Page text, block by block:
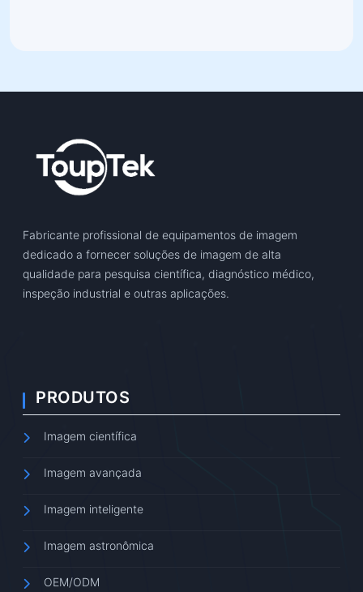
Fabricante profissional de equipamentos de imagem
dedicado a fornecer soluções de imagem de alta
qualidade para pesquisa científica, diagnóstico médico,
inspeção industrial e outras aplicações.
PRODUTOS
Imagem científica
Imagem avançada
Imagem inteligente
Imagem astronômica
OEM/ODM